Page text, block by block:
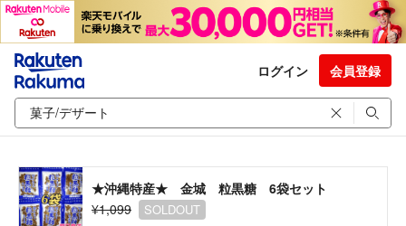
ログイン 会員登録
★沖縄特産★ 金城 粒黒糖 6袋セット
¥1,099
SOLDOUT